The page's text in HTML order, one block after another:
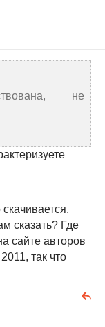
не
сказать? Где
сайте авторов
так что